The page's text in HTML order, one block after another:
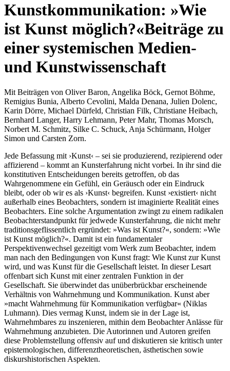
Kunstkommunikation: »Wie
ist Kunst möglich?«Beiträge zu
einer systemischen Medien-
und Kunstwissenschaft
Mit Beiträgen von Oliver Baron, Angelika Böck, Gernot Böhme,
Remigius Bunia, Alberto Cevolini, Malda Denana, Julien Dolenc,
Karin Dörre, Michael Dürfeld, Christian Filk, Christiane Heibach,
Bernhard Langer, Harry Lehmann, Peter Mahr, Thomas Morsch,
Norbert M. Schmitz, Silke C. Schuck, Anja Schürmann, Holger
Simon und Carsten Zorn.
Jede Befassung mit ›Kunst‹ – sei sie produzierend, rezipierend oder
affizierend – kommt an Kunsterfahrung nicht vorbei. In ihr sind die
konstitutiven Entscheidungen bereits getroffen, ob das
Wahrgenommene ein Gefühl, ein Geräusch oder ein Eindruck
bleibt, oder ob wir es als ›Kunst‹ begreifen. Kunst ›existiert‹ nicht
außerhalb eines Beobachters, sondern ist imaginierte Realität eines
Beobachters. Eine solche Argumentation zwingt zu einem radikalen
Beobachterstandpunkt für jedwede Kunsterfahrung, die nicht mehr
traditionsgeflissentlich ergründet: »Was ist Kunst?«, sondern: »Wie
ist Kunst möglich?«. Damit ist ein fundamentaler
Perspektivenwechsel gezeitigt vom Werk zum Beobachter, indem
man nach den Bedingungen von Kunst fragt: Wie Kunst zur Kunst
wird, und was Kunst für die Gesellschaft leistet. In dieser Lesart
offenbart sich Kunst mit einer zentralen Funktion in der
Gesellschaft. Sie überwindet das unüberbrückbar erscheinende
Verhältnis von Wahrnehmung und Kommunikation. Kunst aber
»macht Wahrnehmung für Kommunikation verfügbar« (Niklas
Luhmann). Dies vermag Kunst, indem sie in der Lage ist,
Wahrnehmbares zu inszenieren, mithin dem Beobachter Anlässe für
Wahrnehmung anzubieten. Die Autorinnen und Autoren greifen
diese Problemstellung offensiv auf und diskutieren sie kritisch unter
epistemologischen, differenztheoretischen, ästhetischen sowie
diskurshistorischen Aspekten.